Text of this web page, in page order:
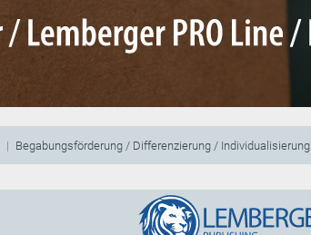
Begabungsförderung / Differenzierung / Individualisierung